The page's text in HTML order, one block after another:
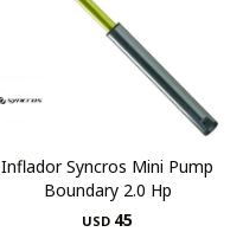
Inflador Syncros Mini Pump
Boundary 2.0 Hp
USD 45